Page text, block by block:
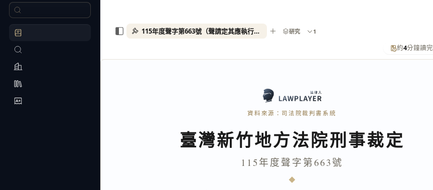
約4分鐘讀完
資料來源：司法院裁判書系統
臺灣新竹地方法院刑事裁定
115年度聲字第663號
115年度聲字第663號（聲請定其應執行刑） 研究 1